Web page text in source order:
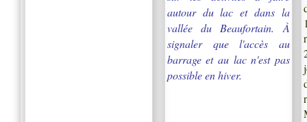
autour du lac et dans la
vallée du Beaufortain. À
signaler que l'accès au
barrage et au lac n'est pas
possible en hiver.